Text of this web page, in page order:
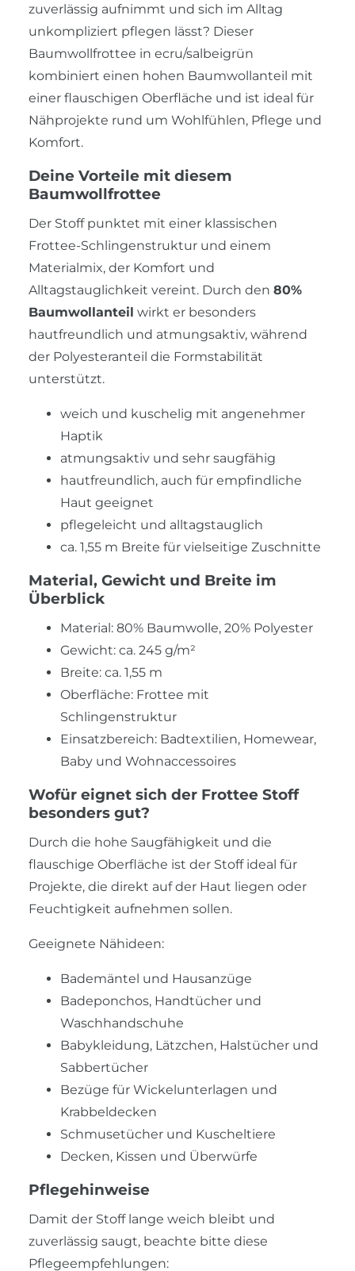
zuverlässig aufnimmt und sich im Alltag
unkompliziert pflegen lässt? Dieser
Baumwollfrottee in ecru/salbeigrün
kombiniert einen hohen Baumwollanteil mit
einer flauschigen Oberfläche und ist ideal für
Nähprojekte rund um Wohlfühlen, Pflege und
Komfort.
Deine Vorteile mit diesem
Baumwollfrottee
Der Stoff punktet mit einer klassischen
Frottee-Schlingenstruktur und einem
Materialmix, der Komfort und
Alltagstauglichkeit vereint. Durch den 80%
Baumwollanteil wirkt er besonders
hautfreundlich und atmungsaktiv, während
der Polyesteranteil die Formstabilität
unterstützt.
weich und kuschelig mit angenehmer
Haptik
atmungsaktiv und sehr saugfähig
hautfreundlich, auch für empfindliche
Haut geeignet
pflegeleicht und alltagstauglich
ca. 1,55 m Breite für vielseitige Zuschnitte
Material, Gewicht und Breite im
Überblick
Material: 80% Baumwolle, 20% Polyester
Gewicht: ca. 245 g/m²
Breite: ca. 1,55 m
Oberfläche: Frottee mit
Schlingenstruktur
Einsatzbereich: Badtextilien, Homewear,
Baby und Wohnaccessoires
Wofür eignet sich der Frottee Stoff
besonders gut?
Durch die hohe Saugfähigkeit und die
flauschige Oberfläche ist der Stoff ideal für
Projekte, die direkt auf der Haut liegen oder
Feuchtigkeit aufnehmen sollen.
Geeignete Nähideen:
Bademäntel und Hausanzüge
Badeponchos, Handtücher und
Waschhandschuhe
Babykleidung, Lätzchen, Halstücher und
Sabbertücher
Bezüge für Wickelunterlagen und
Krabbeldecken
Schmusetücher und Kuscheltiere
Decken, Kissen und Überwürfe
Pflegehinweise
Damit der Stoff lange weich bleibt und
zuverlässig saugt, beachte bitte diese
Pflegeempfehlungen: